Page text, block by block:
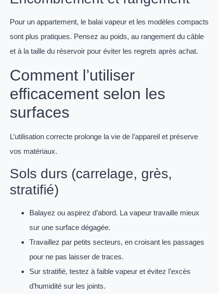
Pour un appartement, le balai vapeur et les modèles compacts
sont plus pratiques. Pensez au poids, au rangement du câble
et à la taille du réservoir pour éviter les regrets après achat.
Comment l’utiliser
efficacement selon les
surfaces
L’utilisation correcte prolonge la vie de l’appareil et préserve
vos matériaux.
Sols durs (carrelage, grès,
stratifié)
Balayez ou aspirez d’abord. La vapeur travaille mieux
sur une surface dégagée.
Travaillez par petits secteurs, en croisant les passages
pour ne pas laisser de traces.
Sur stratifié, testez à faible vapeur et évitez l’excès
d’humidité sur les joints.